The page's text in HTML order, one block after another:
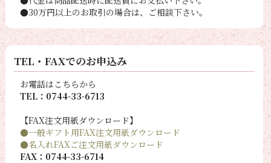
●30万円以上のお取引の場合は、ご相談下さい。
TEL・FAXでのお申込み
お電話はこちらから
TEL：0744-33-6713
【FAX注文用紙ダウンロード】
●一般ギフト用FAX注文用紙ダウンロード
●名入れFAXご注文用紙ダウンロード
FAX：0744-33-6714